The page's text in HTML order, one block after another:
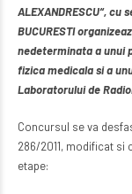
ALEXANDRESCU“,
BUCURESTI
nedeterminata a unui
fizica medicala si a
Laboratorului de
Concursul se va
286/2011, modificat si
etape: